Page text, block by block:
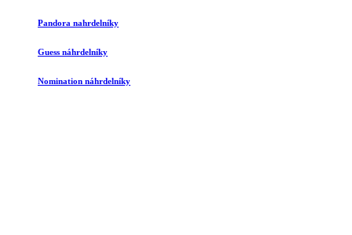
Pandora nahrdelníky
Guess náhrdelníky
Nomination náhrdelníky